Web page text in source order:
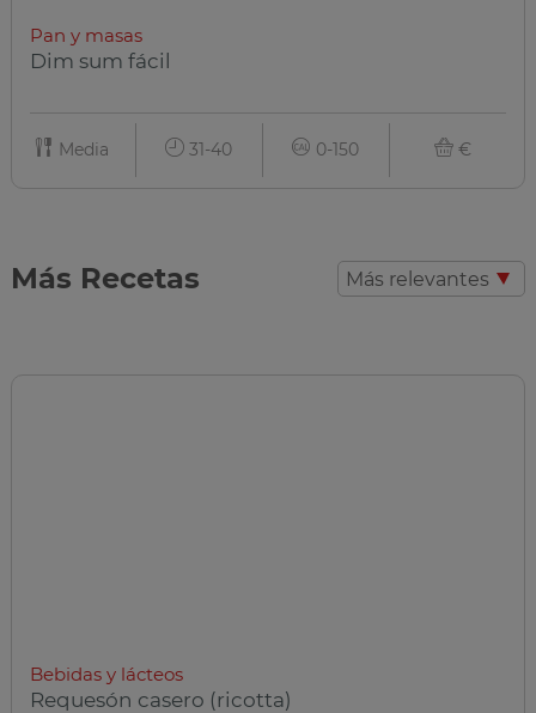
Pan y masas
Dim sum fácil
Media 31-40 0-150 €
Más Recetas Más relevantes
Bebidas y lácteos
Requesón casero (ricotta)